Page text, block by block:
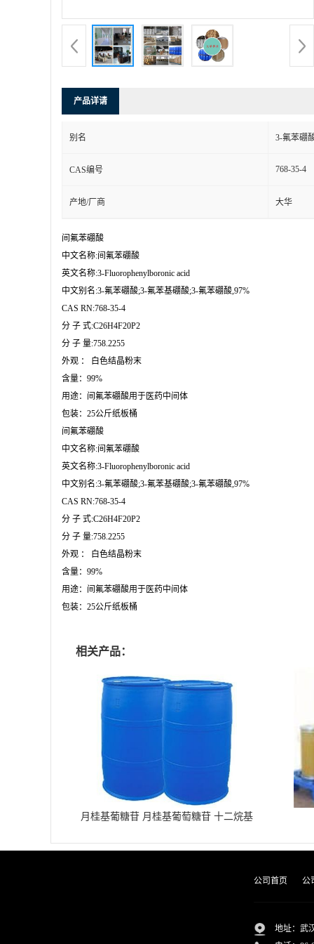
产品详请
别名 3-氟苯硼
CAS编号 768-35-4
产地/厂商 大华
间氟苯硼酸
中文名称:间氟苯硼酸
英文名称:3-Fluorophenylboronic acid
中文别名:3-氟苯硼酸;3-氟苯基硼酸;3-氟苯硼酸,97%
CAS RN:768-35-4
分 子 式:C26H4F20P2
分 子 量:758.2255
外观 ： 白色结晶粉末
含量：99%
用途：间氟苯硼酸用于医药中间体
包装：25公斤纸板桶
间氟苯硼酸
中文名称:间氟苯硼酸
英文名称:3-Fluorophenylboronic acid
中文别名:3-氟苯硼酸;3-氟苯基硼酸;3-氟苯硼酸,97%
CAS RN:768-35-4
分 子 式:C26H4F20P2
分 子 量:758.2255
外观 ： 白色结晶粉末
含量：99%
用途：间氟苯硼酸用于医药中间体
包装：25公斤纸板桶
相关产品：
月桂基葡糖苷 月桂基葡萄糖苷 十二烷基
公司首页 公
地址：武